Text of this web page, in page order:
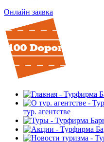
Онлайн заявка
тур. агентстве